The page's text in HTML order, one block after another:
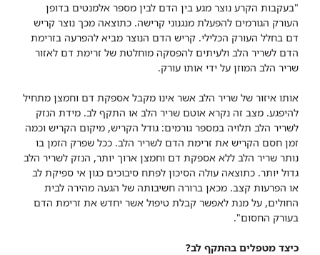
"בעקבות הקרע נוצר מגע בין הדם לבין מספר אלמנטים בדופן
העורק הגורמים להפעלת מנגנוני קרישה. כתוצאה מכך נוצר קריש
דם בחלל העורק הכלילי. קריש הדם הנוצר מביא להפרעה בזרימת
הדם לשריר הלב ולעיתים להפסקה מוחלטת של זרימת דם לאזור
שריר הלב המוזן על ידי אותו עורק.
אותו איזור של שריר הלב אשר אינו מקבל אספקת דם וחמצן מתחיל
להיפגע. מצב זה נקרא אוטם שריר הלב או התקף לב. מידת הנזק
לשריר הלב תלויה במספר גורמים: גודל הקריש, מיקום הקריש וכמה
זמן חסם הקריש את זרימת הדם לשריר הלב. ככל שפרק הזמן בו
נותר שריר הלב ללא אספקת דם וחמצן ארוך יותר, הנזק לשריר הלב
גדול יותר. כתוצאה עולה הסיכון לפתח סיבוכים כגון אי ספיקת לב
או הפרעות קצב. מכאן ברורה חשיבותה של הגעה מהירה לבית
החולים, על מנת לאפשר קבלת טיפול אשר יחדש את זרימת הדם
בעורק החסום".
כיצד מטפלים בהתקף לב?